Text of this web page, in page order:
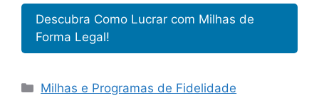
Descubra Como Lucrar com Milhas de
Forma Legal!
Categorias
Milhas e Programas de Fidelidade